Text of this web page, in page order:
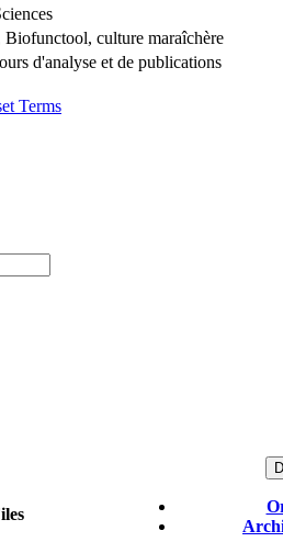
Biofunctool, culture maraîchère
d'analyse et de publications
Terms